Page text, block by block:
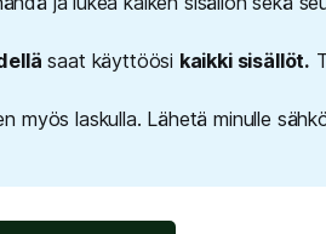
saat käyttöösi kaikki sisällöt.
myös laskulla. Lähetä minulle